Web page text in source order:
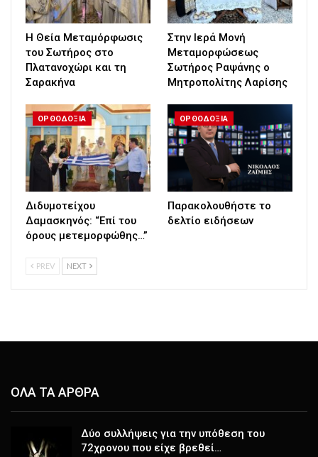
Η Θεία Μεταμόρφωσις
του Σωτήρος στο
Πλατανοχώρι και τη
Σαρακήνα
Στην Ιερά Μονή
Μεταμορφώσεως
Σωτήρος Ραψάνης ο
Μητροπολίτης Λαρίσης
ΟΡΘΟΔΟΞΙΑ
Διδυμοτείχου
Δαμασκηνός: “Επί του
όρους μετεμορφώθης…”
ΟΡΘΟΔΟΞΙΑ
Παρακολουθήστε το
δελτίο ειδήσεων
PREV NEXT
ΟΛΑ ΤΑ ΑΡΘΡΑ
Δύο συλλήψεις για την υπόθεση του
72χρονου που είχε βρεθεί…